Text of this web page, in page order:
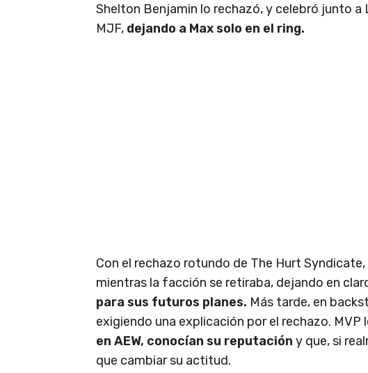
Shelton Benjamin lo rechazó, y celebró junto a
MJF, dejando a Max solo en el ring.
Con el rechazo rotundo de The Hurt
mientras la facción se retiraba, dejando en
para sus futuros planes. Más tarde, en
exigiendo una explicación por el rechazo. MVP
en AEW, conocían su reputación y que, si
que cambiar su actitud.